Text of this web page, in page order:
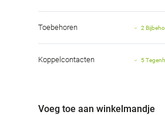
Toebehoren 2
Koppelcontacten 5
Voeg toe aan winkelmandje